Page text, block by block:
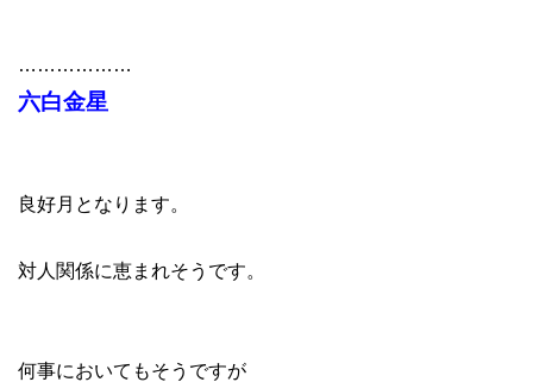
………………
六白金星
良好月となります。
対人関係に恵まれそうです。
何事においてもそうですが